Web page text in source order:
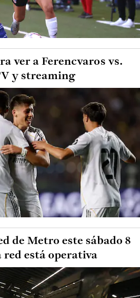
ver a Ferencvaros vs.
y streaming
de Metro este sábado 8
red está operativa